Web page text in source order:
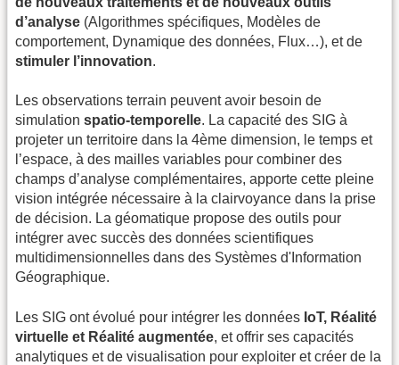
d’analyse (Algorithmes spécifiques, Modèles de
comportement, Dynamique des données, Flux…), et de
stimuler l’innovation.
Les observations terrain peuvent avoir besoin de
simulation spatio-temporelle. La capacité des SIG à
projeter un territoire dans la 4ème dimension, le temps et
l’espace, à des mailles variables pour combiner des
champs d’analyse complémentaires, apporte cette pleine
vision intégrée nécessaire à la clairvoyance dans la prise
de décision. La géomatique propose des outils pour
intégrer avec succès des données scientifiques
multidimensionnelles dans des Systèmes d'Information
Géographique.
Les SIG ont évolué pour intégrer les données IoT, Réalité
virtuelle et Réalité augmentée, et offrir ses capacités
analytiques et de visualisation pour exploiter et créer de la